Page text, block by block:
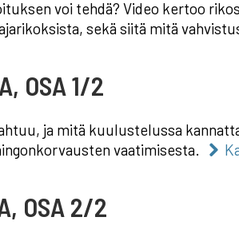
voi tehdä? Video kertoo
sekä siitä mitä
OSA 1/2
ja mitä kuulustelussa
vaatimisesta.
OSA 2/2